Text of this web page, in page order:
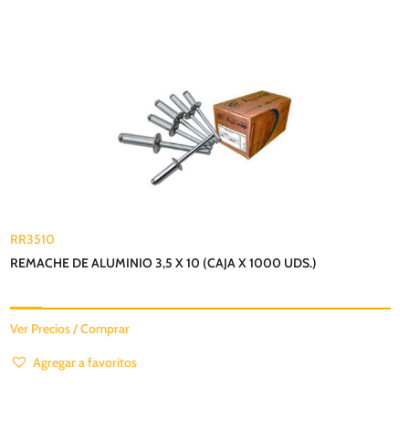
RR3510
REMACHE DE ALUMINIO 3,5 X 10 (CAJA X 1000 UDS.)
Ver Precios / Comprar
Agregar a favoritos